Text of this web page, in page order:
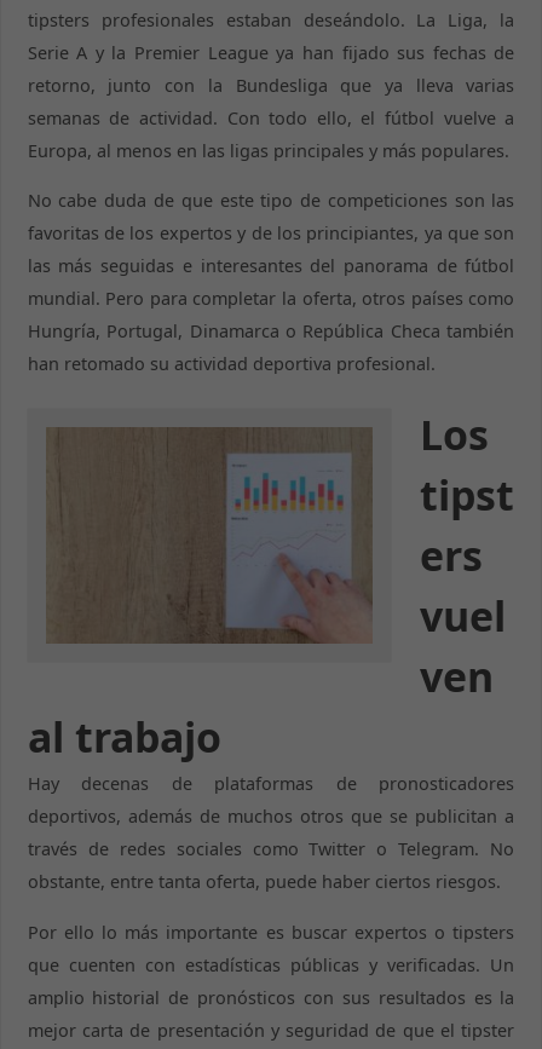
tipsters profesionales estaban deseándolo. La Liga, la
Serie A y la Premier League ya han fijado sus fechas de
retorno, junto con la Bundesliga que ya lleva varias
semanas de actividad. Con todo ello, el fútbol vuelve a
Europa, al menos en las ligas principales y más populares.
No cabe duda de que este tipo de competiciones son las
favoritas de los expertos y de los principiantes, ya que son
las más seguidas e interesantes del panorama de fútbol
mundial. Pero para completar la oferta, otros países como
Hungría, Portugal, Dinamarca o República Checa también
han retomado su actividad deportiva profesional.
Los
tipst
ers
vuel
ven
al trabajo
Hay decenas de plataformas de pronosticadores
deportivos, además de muchos otros que se publicitan a
través de redes sociales como Twitter o Telegram. No
obstante, entre tanta oferta, puede haber ciertos riesgos.
Por ello lo más importante es buscar expertos o tipsters
que cuenten con estadísticas públicas y verificadas. Un
amplio historial de pronósticos con sus resultados es la
mejor carta de presentación y seguridad de que el tipster